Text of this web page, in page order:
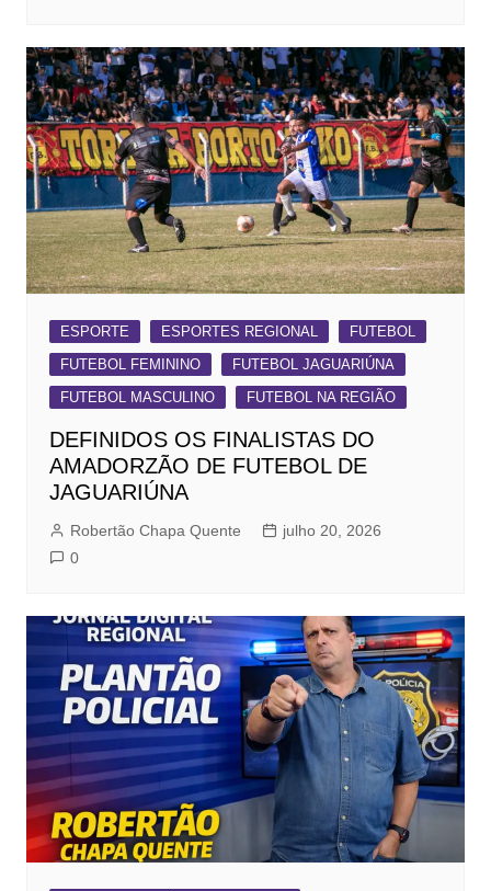
ESPORTE ESPORTES REGIONAL
FUTEBOL
FUTEBOL FEMININO
FUTEBOL JAGUARIÚNA
FUTEBOL MASCULINO
FUTEBOL NA REGIÃO
DEFINIDOS OS FINALISTAS DO
AMADORZÃO DE FUTEBOL DE
JAGUARIÚNA
Robertão Chapa Quente
julho 20, 2026
0